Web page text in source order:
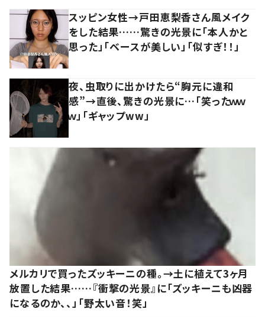
スッピン女性→戸田恵梨香さん風メイク
をした結果……驚きの光景に「本人かと
思った」「ベースが美しい」「似すぎ！！」
夜、虫取りに出かけたら“胸元に違和
感”→直後、驚きの光景に…「笑ったｗｗ
ｗ」「ギャップww」
メルカリで買ったズッキーニの種。→土に植えて3ヶ月
放置した結果……『衝撃の光景』に「ズッキーニも凶器
になるのか、、」「野太い音！笑」